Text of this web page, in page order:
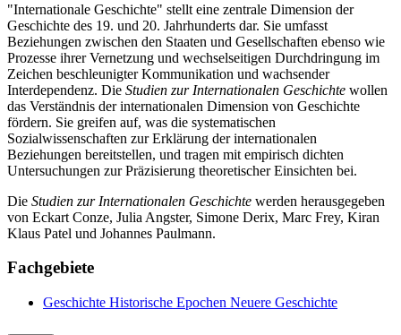
"Internationale Geschichte" stellt eine zentrale Dimension der
Geschichte des 19. und 20. Jahrhunderts dar. Sie umfasst
Beziehungen zwischen den Staaten und Gesellschaften ebenso wie
Prozesse ihrer Vernetzung und wechselseitigen Durchdringung im
Zeichen beschleunigter Kommunikation und wachsender
Interdependenz. Die Studien zur Internationalen Geschichte wollen
das Verständnis der internationalen Dimension von Geschichte
fördern. Sie greifen auf, was die systematischen
Sozialwissenschaften zur Erklärung der internationalen
Beziehungen bereitstellen, und tragen mit empirisch dichten
Untersuchungen zur Präzisierung theoretischer Einsichten bei.
Die Studien zur Internationalen Geschichte werden herausgegeben
von Eckart Conze, Julia Angster, Simone Derix, Marc Frey, Kiran
Klaus Patel und Johannes Paulmann.
Fachgebiete
Geschichte Historische Epochen Neuere Geschichte